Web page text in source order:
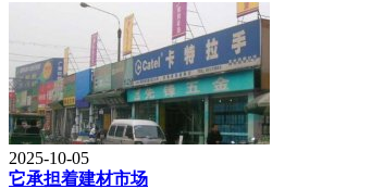
2025-10-05
它承担着建材市场